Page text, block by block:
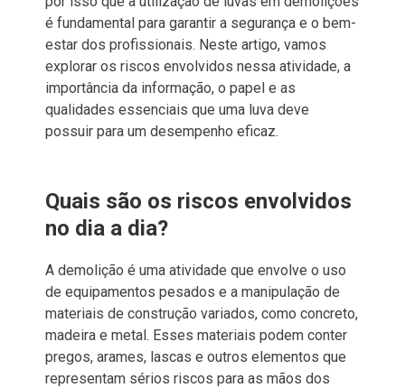
é fundamental para garantir a segurança e o bem-
estar dos profissionais. Neste artigo, vamos
explorar os riscos envolvidos nessa atividade, a
importância da informação, o papel e as
qualidades essenciais que uma luva deve
possuir para um desempenho eficaz.
Quais são os riscos envolvidos
no dia a dia?
A demolição é uma atividade que envolve o uso
de equipamentos pesados e a manipulação de
materiais de construção variados, como concreto,
madeira e metal. Esses materiais podem conter
pregos, arames, lascas e outros elementos que
representam sérios riscos para as mãos dos